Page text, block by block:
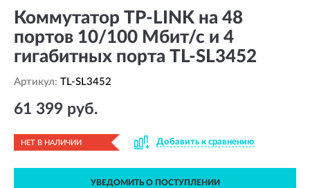
Коммутатор TP-LINK на 48
портов 10/100 Мбит/с и 4
гигабитных порта TL-SL3452
Артикул: TL-SL3452
61 399 руб.
НЕТ В НАЛИЧИИ Добавить к сравнению
УВЕДОМИТЬ О ПОСТУПЛЕНИИ